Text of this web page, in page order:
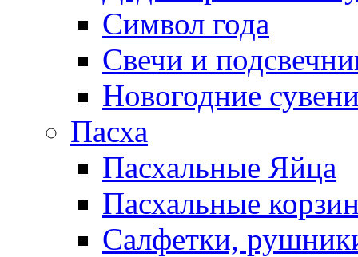
Символ года
Свечи и
Новогодние
Пасха
Пасхальные Яйца
Пасхальные
Салфетки,